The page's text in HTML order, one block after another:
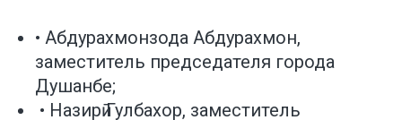
• Абдурахмонзода Абдурахмон,
заместитель председателя города
Душанбе;
• Назирӣ Гулбахор, заместитель